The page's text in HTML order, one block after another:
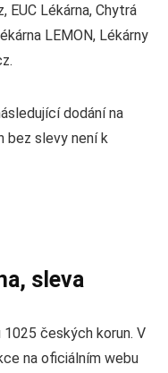
EUC Lékárna, Chytrá
LEMON, Lékárny
dodání na
bez slevy není k
sleva
českých korun. V
na oficiálním webu